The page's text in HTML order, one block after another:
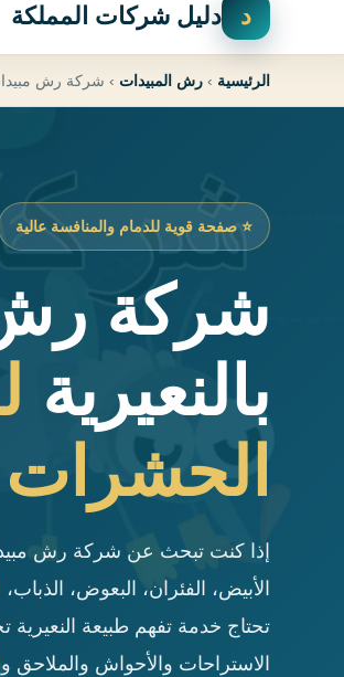
د دليل شركات المملكة
الرئيسية › رش المبيدات › شركة رش مبيدات
⭐ صفحة قوية للدمام والمنافسة عالية
شركة
بالنعيرية
إذا كنت تبحث عن شركة رش
الأبيض، الفئران، البعوض،
تحتاج خدمة تفهم طبيعة
الاستراحات والأحواش والملاحق